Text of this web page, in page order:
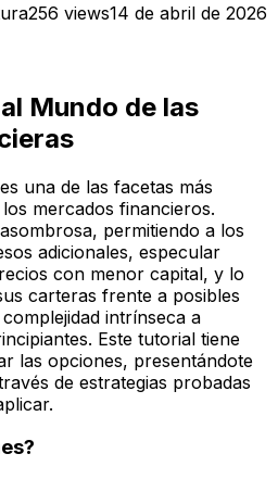
256 views14 de abril de 2026
Mundo de las
una de las facetas más
mercados financieros.
permitiendo a los
adicionales, especular
con menor capital, y lo
carteras frente a posibles
intrínseca a
Este tutorial tiene
las opciones, presentándote
de estrategias probadas